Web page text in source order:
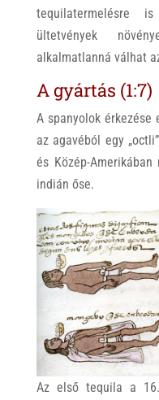
tequilatermelésre
ültetvények
alkalmatlanná válhat
A gyártás (1:7)
A spanyolok
az agavéból egy
és Közép-Amerikában
indián őse.
Az első tequila a